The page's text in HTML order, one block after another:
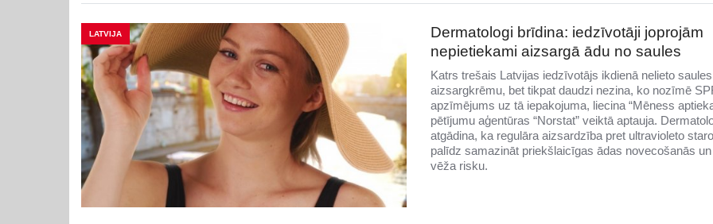
LATVIJA
Dermatologi brīdina: iedzīvotāji joprojām
nepietiekami aizsargā ādu no saules
Katrs trešais Latvijas iedzīvotājs ikdienā nelieto saules
aizsargkrēmu, bet tikpat daudzi nezina, ko nozīmē
apzīmējums uz tā iepakojuma, liecina “Mēness
pētījumu aģentūras “Norstat” veiktā aptauja.
atgādina, ka regulāra aizsardzība pret ultravioleto
palīdz samazināt priekšlaicīgas ādas novecošanās
vēža risku.